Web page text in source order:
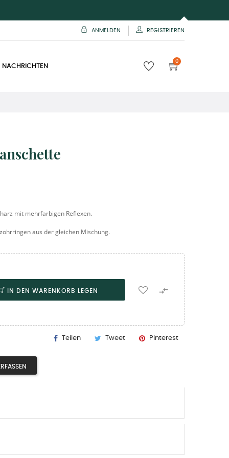
ANMELDEN REGISTRIEREN
NACHRICHTEN
0
mit mehrfarbigen Reflexen.
aus der gleichen Mischung.
IN DEN WARENKORB LEGEN 
Teilen Tweet Pinterest